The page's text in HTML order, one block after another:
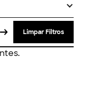
Limpar Filtros